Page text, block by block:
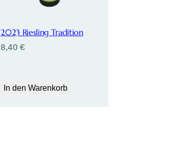
2023 Riesling Tradition
8,40 €
In den Warenkorb